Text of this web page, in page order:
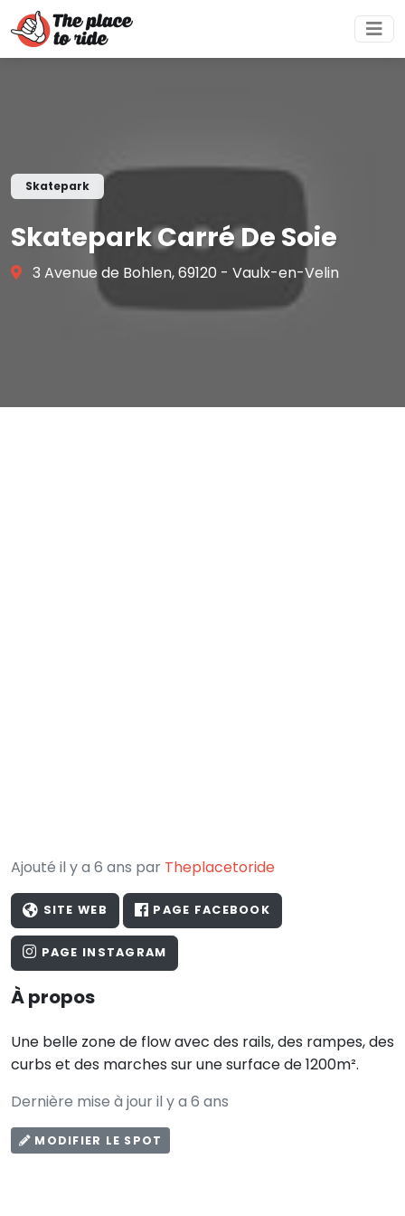
Skatepark
Skatepark Carré De Soie
3 Avenue de Bohlen, 69120 - Vaulx-en-Velin
Ajouté il y a 6 ans par Theplacetoride
SITE WEB PAGE FACEBOOK
PAGE INSTAGRAM
À propos
Une belle zone de flow avec des rails, des rampes, des
curbs et des marches sur une surface de 1200m².
Dernière mise à jour il y a 6 ans
MODIFIER LE SPOT